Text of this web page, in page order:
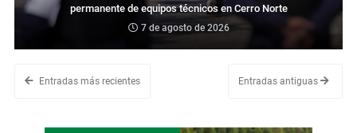
permanente de equipos técnicos en Cerro Norte
7 de agosto de 2026
Entradas más recientes Entradas antiguas